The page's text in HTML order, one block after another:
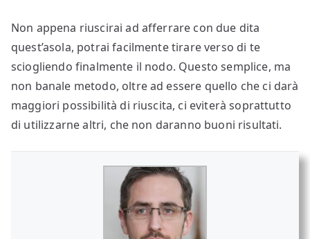
Non appena riuscirai ad afferrare con due dita
quest’asola, potrai facilmente tirare verso di te
sciogliendo finalmente il nodo. Questo semplice, ma
non banale metodo, oltre ad essere quello che ci darà
maggiori possibilità di riuscita, ci eviterà soprattutto
di utilizzarne altri, che non daranno buoni risultati.